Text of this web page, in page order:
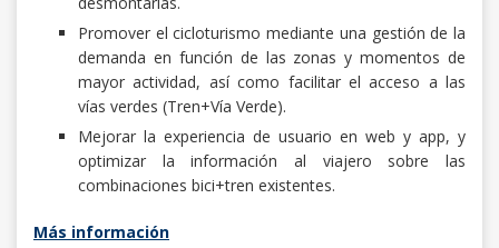
Promover el cicloturismo mediante una gestión de la
demanda en función de las zonas y momentos de
mayor actividad, así como facilitar el acceso a las
vías verdes (Tren+Vía Verde).
Mejorar la experiencia de usuario en web y app, y
optimizar la información al viajero sobre las
combinaciones bici+tren existentes.
Más información